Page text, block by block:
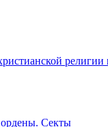
Секты